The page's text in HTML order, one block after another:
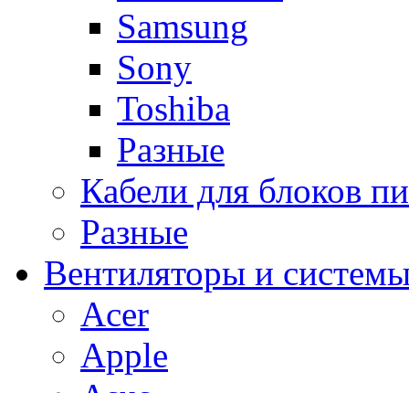
Samsung
Sony
Toshiba
Разные
Кабели для блоков
Разные
Вентиляторы и
Acer
Apple